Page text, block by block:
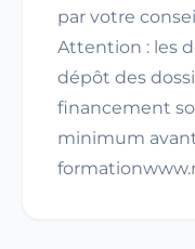
par votre
Attention : les
dépôt des
financement
minimum